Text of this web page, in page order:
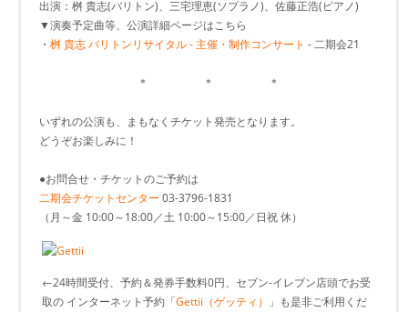
出演：桝 貴志(バリトン)、三宅理恵(ソプラノ)、佐藤正浩(ピアノ)
▼演奏予定曲等、公演詳細ページはこちら
・ 桝 貴志 バリトンリサイタル - 主催・制作コンサート - 二期会21
＊ ＊ ＊
いずれの公演も、まもなくチケット発売となります。
どうぞお楽しみに！
●お問合せ・チケットのご予約は
二期会チケットセンター 03-3796-1831
（月～金 10:00～18:00／土 10:00～15:00／日祝 休）
←24時間受付、予約＆発券手数料0円、セブン-イレブン店頭でお受
取の インターネット予約「Gettii（ゲッティ）
」も是非ご利用くだ